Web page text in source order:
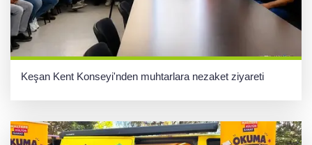
Keşan Kent Konseyi'nden muhtarlara nezaket ziyareti